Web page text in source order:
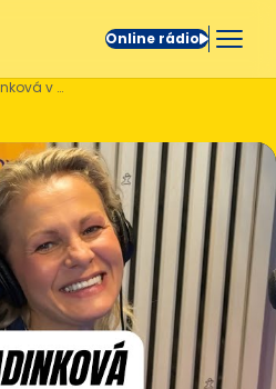
Online rádio
Míša Badinková v Impulsu: Cítím se pořád jako Čechoslovák